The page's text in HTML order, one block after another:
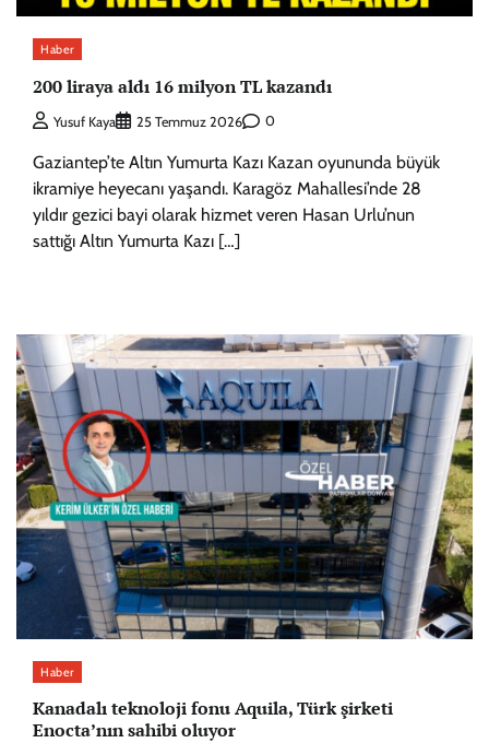
Haber
200 liraya aldı 16 milyon TL kazandı
Yusuf Kaya 25 Temmuz 2026 0
Gaziantep’te Altın Yumurta Kazı Kazan oyununda büyük
ikramiye heyecanı yaşandı. Karagöz Mahallesi’nde 28
yıldır gezici bayi olarak hizmet veren Hasan Urlu’nun
sattığı Altın Yumurta Kazı […]
Haber
Kanadalı teknoloji fonu Aquila, Türk şirketi
Enocta’nın sahibi oluyor